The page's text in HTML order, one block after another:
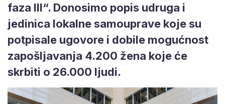
faza III“. Donosimo popis udruga i
jedinica lokalne samouprave koje su
potpisale ugovore i dobile mogućnost
zapošljavanja 4.200 žena koje će
skrbiti o 26.000 ljudi.